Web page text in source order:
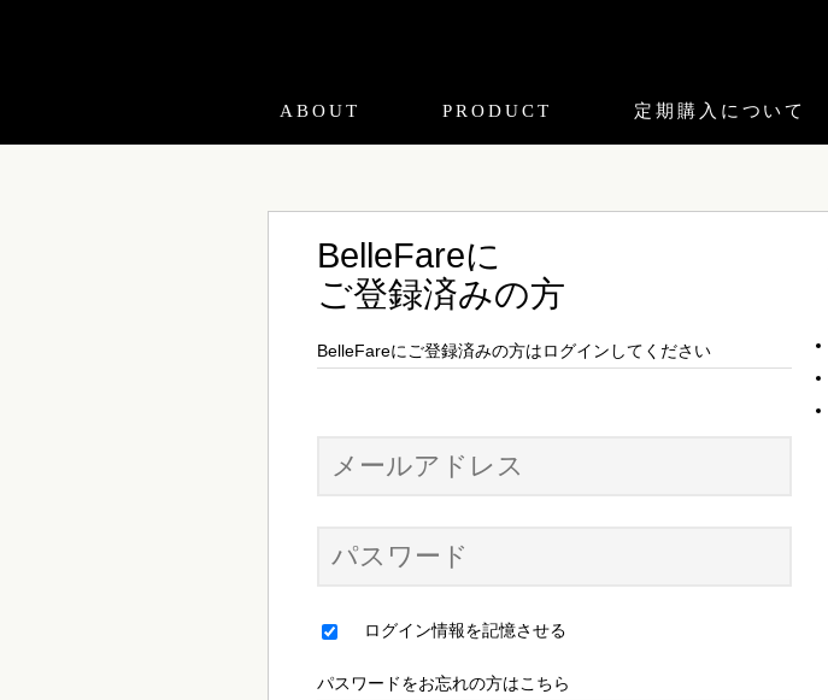
ABOUT PRODUCT 定期購入について
BelleFareに
ご登録済みの方
BelleFareにご登録済みの方はログインしてください
ログイン情報を記憶させる
パスワードをお忘れの方はこちら